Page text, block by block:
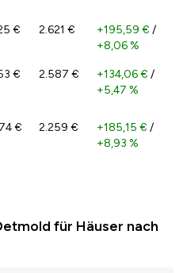
€ 2.621 € +195,59 € /
+8,06 %
€ 2.587 € +134,06 € /
+5,47 %
€ 2.259 € +185,15 € /
+8,93 %
für Häuser nach